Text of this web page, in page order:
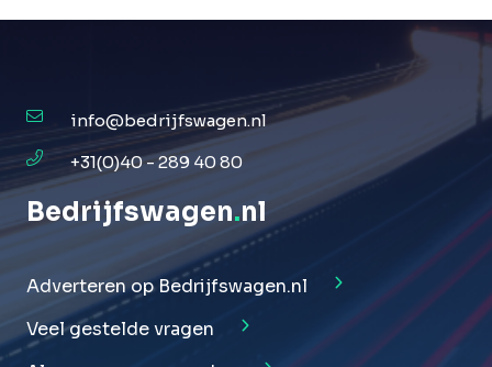
info@bedrijfswagen.nl
+31(0)40 - 289 40 80
Bedrijfswagen.nl
Adverteren op Bedrijfswagen.nl
Veel gestelde vragen